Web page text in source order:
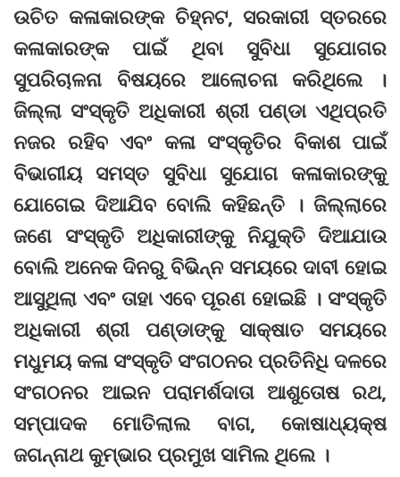
ଉଚିତ କଳାକାରଙ୍କ ଚିହ୍ନଟ, ସରକାରୀ ସ୍ତରରେ
କଳାକାରଙ୍କ ପାଇଁ ଥିବା ସୁବିଧା ସୁଯୋଗର
ସୁପରିଚାଳନା ବିଷୟରେ ଆଲୋଚନା କରିଥିଲେ ।
ଜିଲ୍ଲା ସଂସ୍କୃତି ଅଧିକାରୀ ଶ୍ରୀ ପଣ୍ଡା ଏଥିପ୍ରତି
ନଜର ରହିବ ଏବଂ କଳା ସଂସ୍କୃତିର ବିକାଶ ପାଇଁ
ବିଭାଗୀୟ ସମସ୍ତ ସୁବିଧା ସୁଯୋଗ କଳାକାରଙ୍କୁ
ଯୋଗେଇ ଦିଆଯିବ ବୋଲି କହିଛନ୍ତି । ଜିଲ୍ଲାରେ
ଜଣେ ସଂସ୍କୃତି ଅଧିକାରୀଙ୍କୁ ନିଯୁକ୍ତି ଦିଆଯାଉ
ବୋଲି ଅନେକ ଦିନରୁ ବିଭିନ୍ନ ସମୟରେ ଦାବୀ ହୋଇ
ଆସୁଥିଲା ଏବଂ ତାହା ଏବେ ପୂରଣ ହୋଇଛି । ସଂସ୍କୃତି
ଅଧିକାରୀ ଶ୍ରୀ ପଣ୍ଡାଙ୍କୁ ସାକ୍ଷାତ ସମୟରେ
ମଧୁମୟ କଳା ସଂସ୍କୃତି ସଂଗଠନର ପ୍ରତିନିଧି ଦଳରେ
ସଂଗଠନର ଆଇନ ପରାମର୍ଶଦାତା ଆଶୁତୋଷ ରଥ,
ସମ୍ପାଦକ ମୋତିଲାଲ ବାଗ, କୋଷାଧ୍ୟକ୍ଷ
ଜଗନ୍ନାଥ କୁମ୍ଭାର ପ୍ରମୁଖ ସାମିଲ ଥିଲେ ।